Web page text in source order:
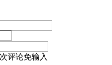
评论免输入